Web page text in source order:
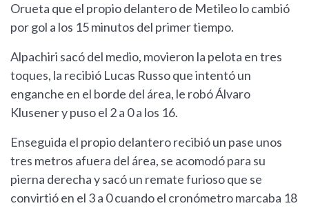
Orueta que el propio delantero de Metileo lo cambió
por gol a los 15 minutos del primer tiempo.
Alpachiri sacó del medio, movieron la pelota en tres
toques, la recibió Lucas Russo que intentó un
enganche en el borde del área, le robó Álvaro
Klusener y puso el 2 a 0 a los 16.
Enseguida el propio delantero recibió un pase unos
tres metros afuera del área, se acomodó para su
pierna derecha y sacó un remate furioso que se
convirtió en el 3 a 0 cuando el cronómetro marcaba 18